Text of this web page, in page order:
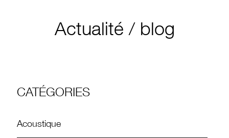
Actualité / blog
CATÉGORIES
Acoustique